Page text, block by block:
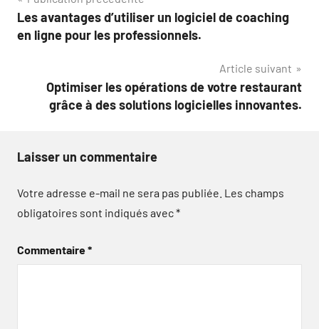
de
Les avantages d’utiliser un logiciel de coaching
en ligne pour les professionnels.
Article suivant
Optimiser les opérations de votre restaurant
grâce à des solutions logicielles innovantes.
Laisser un commentaire
Votre adresse e-mail ne sera pas publiée. Les champs
obligatoires sont indiqués avec*
Commentaire*